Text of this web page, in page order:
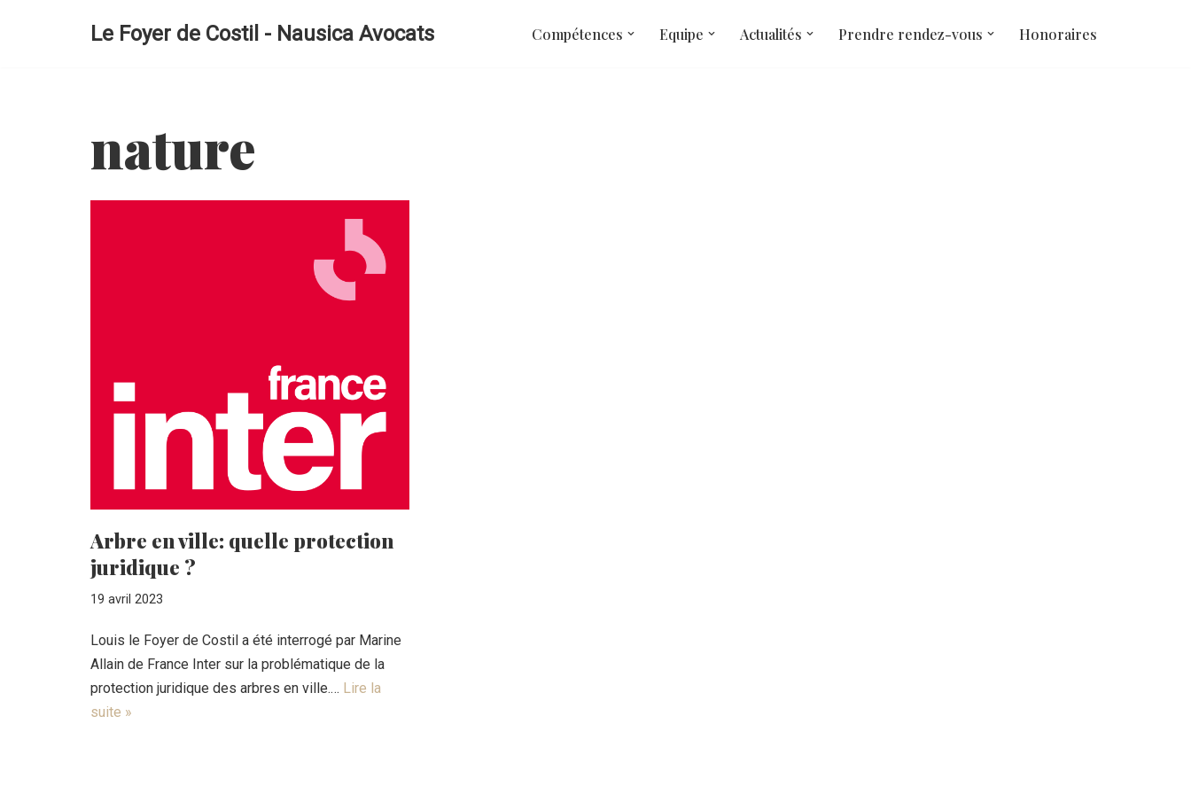
Le Foyer de Costil - Nausica Avocats Compétences Equipe Actualités Prendre rendez-vous Honoraires
nature
Arbre en ville: quelle protection
juridique ?
19 avril 2023
Louis le Foyer de Costil a été interrogé par Marine
Allain de France Inter sur la problématique de la
protection juridique des arbres en ville.… Lire la
suite »